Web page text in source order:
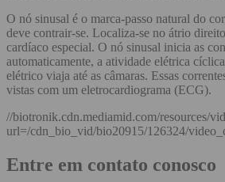
O nó sinusal é o marca-passo natural do
deve contrair-se. Localiza-se no átrio
cardíaco especial. O nó sinusal inicia as
automaticamente, a atividade elétrica
elétrico viaja até as câmaras. Essas
vistas com um eletrocardiograma (ECG).
//biotronik.cdn.mediamid.com/resources/
url=/cdn_bio_vid/bio20915/126324/
Entre em contato conosco